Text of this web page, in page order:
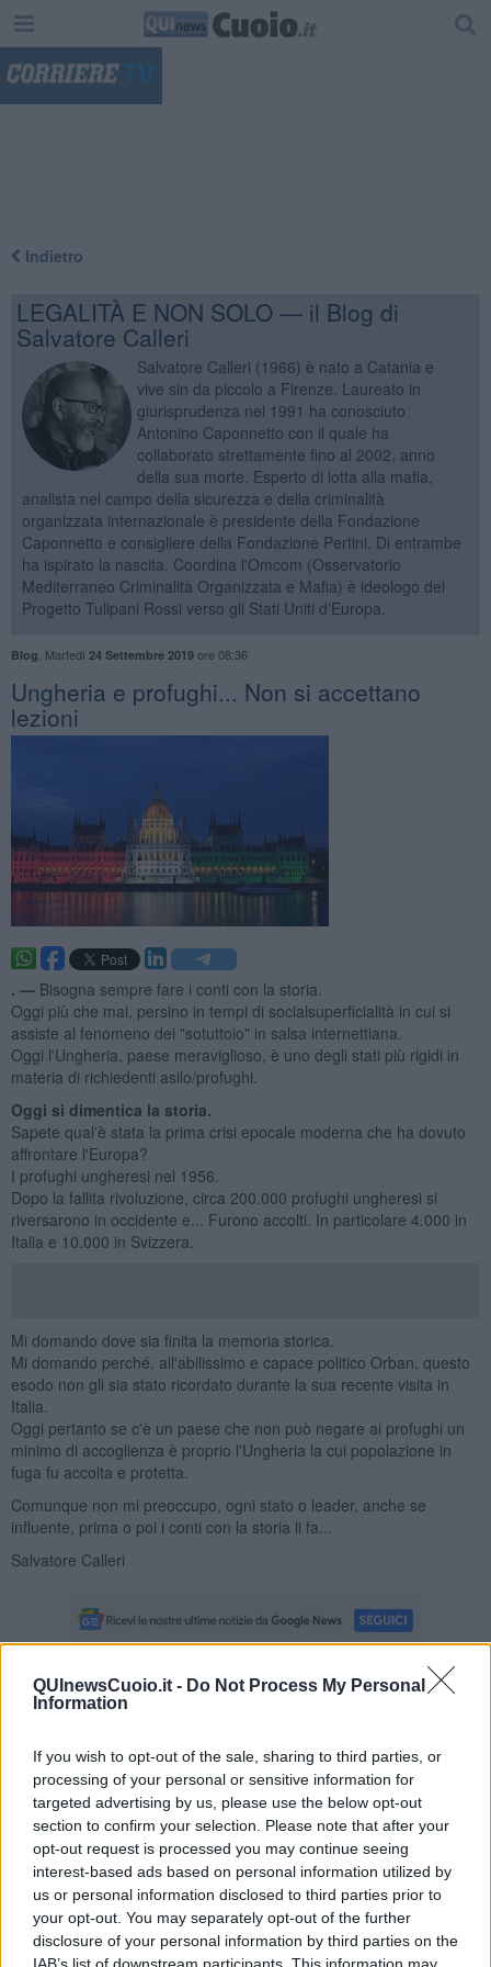
QUInewsCuoio.it - Do Not Process My Personal
Information
If you wish to opt-out of the sale, sharing to third parties, or
processing of your personal or sensitive information for
targeted advertising by us, please use the below opt-out
section to confirm your selection. Please note that after your
opt-out request is processed you may continue seeing
interest-based ads based on personal information utilized by
us or personal information disclosed to third parties prior to
your opt-out. You may separately opt-out of the further
disclosure of your personal information by third parties on the
Indietro
LEGALITÀ E NON SOLO — il Blog di
Salvatore Calleri
Salvatore Calleri (1966) è nato a Catania e
vive sin da piccolo a Firenze. Laureato in
giurisprudenza nel 1991 ha conosciuto
Antonino Caponnetto con il quale ha
collaborato strettamente fino al 2002, anno
della sua morte. Esperto di lotta alla mafia,
analista nel campo della sicurezza e della criminalità
organizzata internazionale è presidente della Fondazione
Caponnetto e consigliere della Fondazione Pertini. Di entrambe
ha ispirato la nascita. Coordina l'Omcom (Osservatorio
Mediterraneo Criminalità Organizzata e Mafia) è ideologo del
Progetto Tulipani Rossi verso gli Stati Uniti d'Europa.
Blog Martedì 24 Settembre 2019ore 08:36
Ungheria e profughi... Non si accettano
lezioni
. — Bisogna sempre fare i conti con la storia.
Oggi più che mai, persino in tempi di socialsuperficialità in cui si
assiste al fenomeno dei "sotuttoio" in salsa internettiana.
Oggi l'Ungheria, paese meraviglioso, è uno degli stati più rigidi in
materia di richiedenti asilo/profughi.
Oggi si dimentica la storia.
Sapete qual'è stata la prima crisi epocale moderna che ha dovuto
affrontare l'Europa?
I profughi ungheresi nel 1956.
Dopo la fallita rivoluzione, circa 200.000 profughi ungheresi si
riversarono in occidente e... Furono accolti. In particolare 4.000 in
Italia e 10.000 in Svizzera.
Mi domando dove sia finita la memoria storica.
Mi domando perché, all'abilissimo e capace politico Orban, questo
esodo non gli sia stato ricordato durante la sua recente visita in
Italia.
Oggi pertanto se c'è un paese che non può negare ai profughi un
minimo di accoglienza è proprio l'Ungheria la cui popolazione in
fuga fu accolta e protetta.
Comunque non mi preoccupo, ogni stato o leader, anche se
influente, prima o poi i conti con la storia li fa...
Salvatore Calleri
Se vuoi leggere le notizie principali della Toscana iscriviti alla
alle 20:00 direttamente nella tua casella di posta.
Basta cliccare QUI
Ti potrebbe interessare anche:
Articoli dal Blog “Legalità e non solo” di Salvatore Calleri
Il “dopo” Matteo Messina Denaro
Vademecum antimafia per gli elettori
Toscana chiama Palermo
Serve un esercito europeo